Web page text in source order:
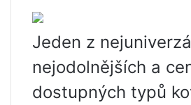
Jeden z
nejodolnějších a
dostupných typů